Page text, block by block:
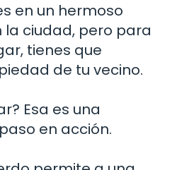
en un hermoso
ciudad, pero para
tienes que
de tu vecino.
Esa es una
en acción.